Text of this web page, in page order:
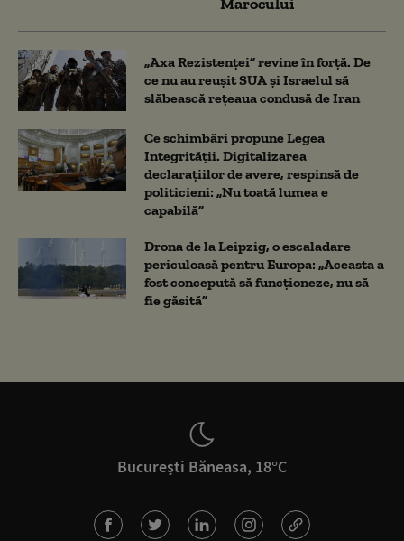
„Axa Rezistenței” revine în forță. De
ce nu au reușit SUA și Israelul să
slăbească rețeaua condusă de Iran
Ce schimbări propune Legea
Integrității. Digitalizarea
declarațiilor de avere, respinsă de
politicieni: „Nu toată lumea e
capabilă”
Drona de la Leipzig, o escaladare
periculoasă pentru Europa: „Aceasta a
fost concepută să funcționeze, nu să
fie găsită”
București Băneasa, 18°C